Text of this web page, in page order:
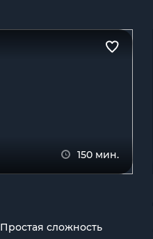
150 мин.
Простая сложность